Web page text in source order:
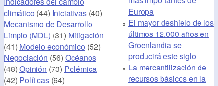
climático (44) Iniciativas (40)
Mecanismo de Desarrollo
Limpio (MDL) (31) Mitigación
(41) Modelo económico (52)
Negociación (56) Océanos
(48) Opinión (73) Polémica
(42) Políticas (64)
Europa
El mayor deshielo de los
últimos 12.000 años en
Groenlandia se
producirá este siglo
La mercantilización de
recursos básicos en la